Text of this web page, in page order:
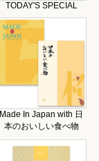
TODAY'S SPECIAL
Made In Japan with 日
本のおいしい食べ物